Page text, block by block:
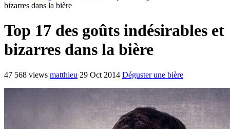
bizarres dans la bière
Top 17 des goûts indésirables et
bizarres dans la bière
47 568 views matthieu 29 Oct 2014 Déguster une bière